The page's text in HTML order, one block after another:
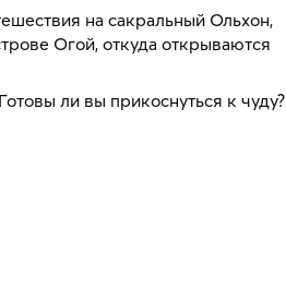
на сакральный Ольхон,
Огой, откуда открываются
ли вы прикоснуться к чуду?